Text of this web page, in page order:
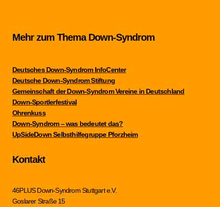
Mehr zum Thema Down-Syndrom
Deutsches Down-Syndrom InfoCenter
Deutsche Down-Syndrom Stiftung
Gemeinschaft der Down-Syndrom Vereine in Deutschland
Down-Sportlerfestival
Ohrenkuss
Down-Syndrom – was bedeutet das?
UpSideDown Selbsthilfegruppe Pforzheim
Kontakt
46PLUS Down-Syndrom Stuttgart e.V.
Goslarer Straße 15